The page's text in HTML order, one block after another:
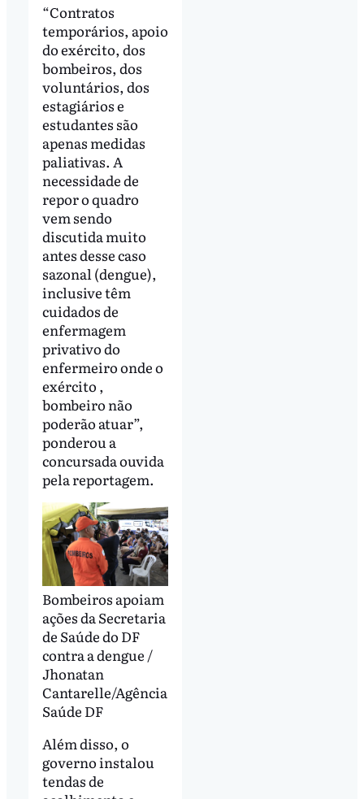
“Contratos
temporários, apoio
do exército, dos
bombeiros, dos
voluntários, dos
estagiários e
estudantes são
apenas medidas
paliativas. A
necessidade de
repor o quadro
vem sendo
discutida muito
antes desse caso
sazonal (dengue),
inclusive têm
cuidados de
enfermagem
privativo do
enfermeiro onde o
exército ,
bombeiro não
poderão atuar”,
ponderou a
concursada ouvida
pela reportagem.
Bombeiros apoiam
ações da Secretaria
de Saúde do DF
contra a dengue /
Jhonatan
Cantarelle/Agência
Saúde DF
Além disso, o
governo instalou
tendas de